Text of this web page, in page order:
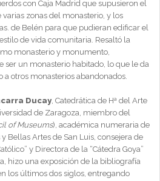
con Caja Madrid que supusieron el
zonas del monasterio, y los
de Belén para que pudieran edificar el
de vida comunitaria. Resaltó la
monasterio y monumento,
ser un monasterio habitado, lo que le da
otros monasterios abandonados.
Ducay, Catedrática de Hª del Arte
de Zaragoza, miembro del
of Museums), académica numeraria de
Bellas Artes de San Luis, consejera de
y Directora de la “Cátedra Goya”
hizo una exposición de la bibliografía
los últimos dos siglos, entregando